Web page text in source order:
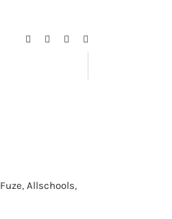
Facebook
TwitterInstagram
Fuze, Allschools,